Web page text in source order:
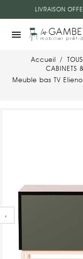
LIVRAISON
menu
Accueil
CABINETS
Meuble bas TV
‹